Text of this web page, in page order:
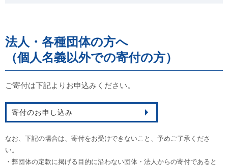
法人・各種団体の方へ
（個人名義以外での寄付の方）
ご寄付は下記よりお申込みください。
寄付のお申し込み
なお、下記の場合は、寄付をお受けできないこと、予めご了承くださ
い。
・弊団体の定款に掲げる目的に沿わない団体・法人からの寄付であると